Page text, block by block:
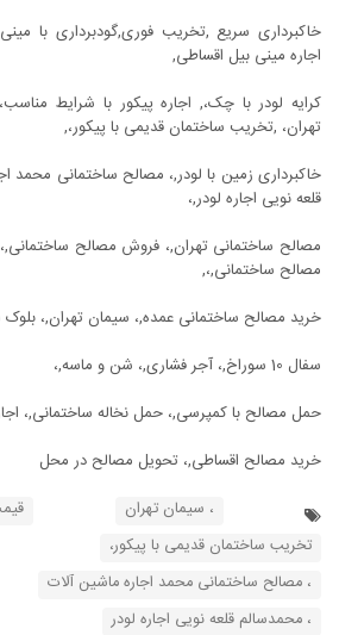
خاکبرداری سریع ,تخریب فوری,گودبرداری با
اجاره مینی بیل اقساطی,
کرایه لودر با چک،, اجاره پیکور با شرایط
تهران، ,تخریب ساختمان قدیمی با پیکور،,
خاکبرداری زمین با لودر,، مصالح ساختمانی محمد
قلعه نویی اجاره لودر,،
مصالح ساختمانی تهران,، فروش مصالح
مصالح ساختمانی,،,
خرید مصالح ساختمانی عمده,، سیمان تهران,، بلوک
سفال 10 سوراخ,، آجر فشاری,، شن و ماسه,،
حمل مصالح با کمپرسی,، حمل نخاله ساختمانی,،
خرید مصالح اقساطی,، تحویل مصالح در محل
، سیمان تهران
تخریب ساختمان قدیمی با پیکور،
، مصالح ساختمانی محمد اجاره ماشین آلات
، محمدسالم قلعه نویی اجاره لودر